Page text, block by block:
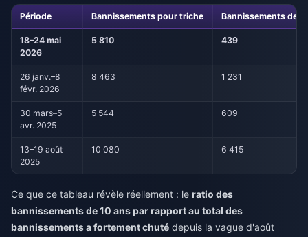
Période Bannissements pour triche Bannissements de
18–24 mai
2026
5 810 439
26 janv.–8
févr. 2026
8 463 1 231
30 mars–5
avr. 2025
5 544 609
13–19 août
2025
10 080 6 415
Ce que ce tableau révèle réellement : le ratio des
bannissements de 10 ans par rapport au total des
bannissements a fortement chuté depuis la vague d'août